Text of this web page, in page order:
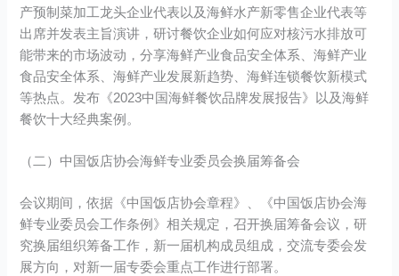
产预制菜加工龙头企业代表以及海鲜水产新零售企业代表等
出席并发表主旨演讲，研讨餐饮企业如何应对核污水排放可
能带来的市场波动，分享海鲜产业食品安全体系、海鲜产业
食品安全体系、海鲜产业发展新趋势、海鲜连锁餐饮新模式
等热点。发布《2023中国海鲜餐饮品牌发展报告》以及海鲜
餐饮十大经典案例。
（二）中国饭店协会海鲜专业委员会换届筹备会
会议期间，依据《中国饭店协会章程》、《中国饭店协会海
鲜专业委员会工作条例》相关规定，召开换届筹备会议，研
究换届组织筹备工作，新一届机构成员组成，交流专委会发
展方向，对新一届专委会重点工作进行部署。